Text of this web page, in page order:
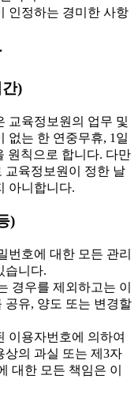
인정하는 경미한 사항
)
교육정보원의 업무 및
없는 한 연중무휴, 1일
원칙으로 합니다. 다만
교육정보원이 정한 날
아니합니다.
)
호에 대한 모든 관리
습니다.
경우를 제외하고는 이
공유, 양도 또는 변경할
이용자번호에 의하여
상의 과실 또는 제3자
대한 모든 책임은 이